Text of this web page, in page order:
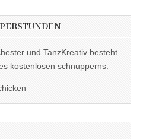
und TanzKreativ besteht
kostenlosen schnupperns.